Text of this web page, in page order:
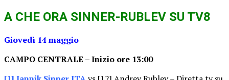
A CHE ORA SINNER-RUBLEV SU TV8
Giovedì 14 maggio
CAMPO CENTRALE – Inizio ore 13:00